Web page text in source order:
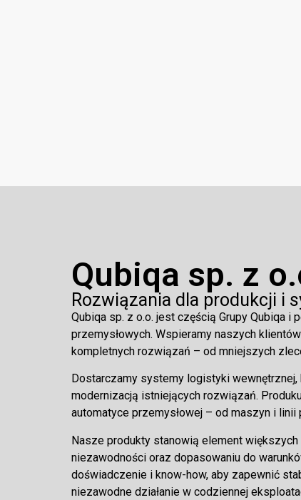
Qubiqa sp. z
Rozwiązania dla produkcji i
Qubiqa sp. z o.o. jest częścią Grupy Qubiqa i
przemysłowych. Wspieramy naszych
kompletnych rozwiązań – od mniejszych
Dostarczamy systemy logistyki
modernizacją istniejących rozwiązań.
automatyce przemysłowej – od maszyn i
Nasze produkty stanowią element
niezawodności oraz dopasowaniu do
doświadczenie i know-how, aby zapewnić
niezawodne działanie w codziennej